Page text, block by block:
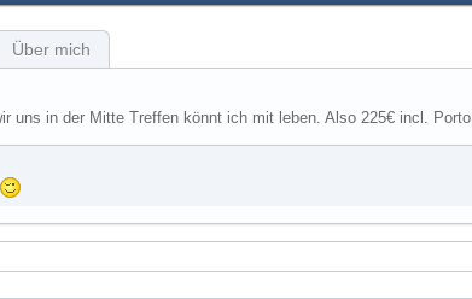
Über mich
uns in der Mitte Treffen könnt ich mit leben. Also 225€ incl. Porto